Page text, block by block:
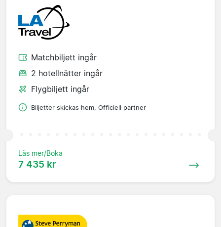
Matchbiljett ingår
2 hotellnätter ingår
Flygbiljett ingår
Biljetter skickas hem, Officiell partner
Läs mer/Boka
7 435 kr